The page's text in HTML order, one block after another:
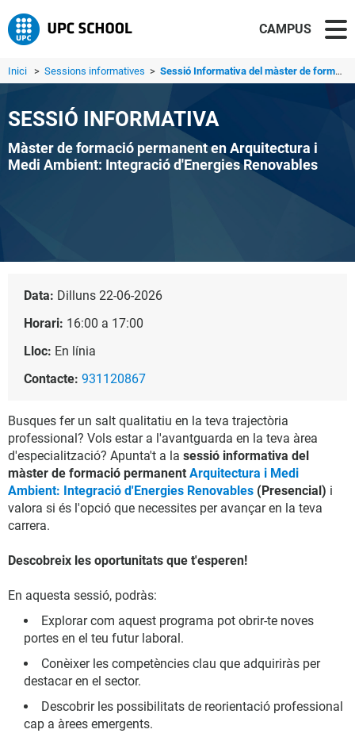
CAMPUS
Inici > Sessions informatives > Sessió Informativa del màster de formació permanent en Ar...
SESSIÓ INFORMATIVA
Màster de formació permanent en Arquitectura i
Medi Ambient: Integració d'Energies Renovables
Data: Dilluns 22-06-2026
Horari: 16:00 a 17:00
Lloc: En línia
Contacte: 931120867
Busques fer un salt qualitatiu en la teva trajectòria
professional? Vols estar a l'avantguarda en la teva àrea
d'especialització? Apunta't a la sessió informativa del
màster de formació permanent Arquitectura i Medi
Ambient: Integració d'Energies Renovables (Presencial) i
valora si és l'opció que necessites per avançar en la teva
carrera.
Descobreix les oportunitats que t'esperen!
En aquesta sessió, podràs:
Explorar com aquest programa pot obrir-te noves
portes en el teu futur laboral.
Conèixer les competències clau que adquiriràs per
destacar en el sector.
Descobrir les possibilitats de reorientació professional
cap a àrees emergents.